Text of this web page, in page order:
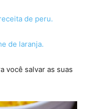
de peru.
de laranja.
você salvar as suas